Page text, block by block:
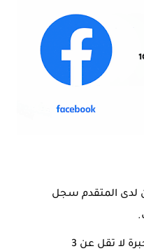
لدى المتقدم سجل
يشترط وجود خبرة لا تقل عن 3